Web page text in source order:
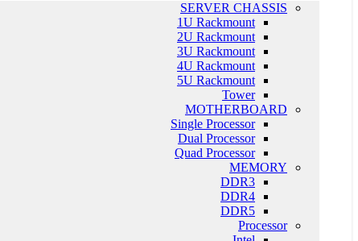
SERVER CHASSIS
1U Rackmount
2U Rackmount
3U Rackmount
4U Rackmount
5U Rackmount
Tower
MOTHERBOARD
Single Processor
Dual Processor
Quad Processor
MEMORY
DDR3
DDR4
DDR5
Processor